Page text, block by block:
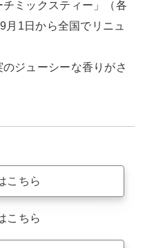
ミックスティー」（各
1日から全国でリニュ
ジューシーな香りがさ
こちら
こちら